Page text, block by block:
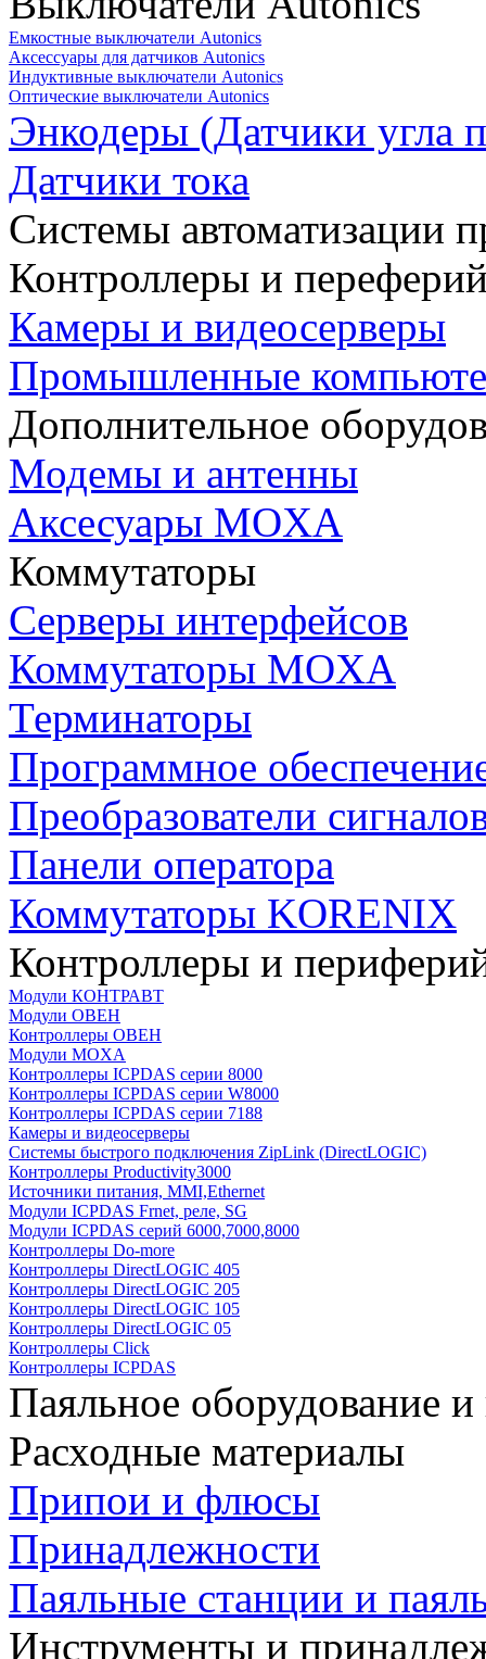
Емкостные выключатели Autonics
Аксессуары для датчиков Autonics
Индуктивные выключатели Autonics
Оптические выключатели Autonics
Энкодеры (Датчики угла
Датчики тока
Системы автоматизации
Контроллеры и
Камеры и видеосерверы
Промышленные
Дополнительное
Модемы и антенны
Аксесуары MOXA
Коммутаторы
Серверы интерфейсов
Коммутаторы MOXA
Терминаторы
Программное
Преобразователи
Панели оператора
Коммутаторы KORENIX
Контроллеры и
Модули КОНТРАВТ
Модули ОВЕН
Контроллеры ОВЕН
Модули MOXA
Контроллеры ICPDAS серии 8000
Контроллеры ICPDAS серии W8000
Контроллеры ICPDAS серии 7188
Камеры и видеосерверы
Системы быстрого подключения ZipLink (DirectLOGIC)
Контроллеры Productivity3000
Источники питания, MMI,Ethernet
Модули ICPDAS Frnet, реле, SG
Модули ICPDAS серий 6000,7000,8000
Контроллеры Do-more
Контроллеры DirectLOGIC 405
Контроллеры DirectLOGIC 205
Контроллеры DirectLOGIC 105
Контроллеры DirectLOGIC 05
Контроллеры Click
Контроллеры ICPDAS
Паяльное оборудование
Расходные материалы
Припои и флюсы
Принадлежности
Паяльные станции и
Инструменты и